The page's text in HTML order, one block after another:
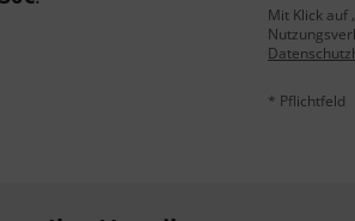
Mit Klick auf
* Pflichtfeld